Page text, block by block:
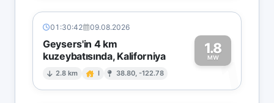
01:30:42 09.08.2026
Geysers'in 4 km
kuzeybatısında, Kaliforniya
2.8 km I 38.80, -122.78
1.8
MW1